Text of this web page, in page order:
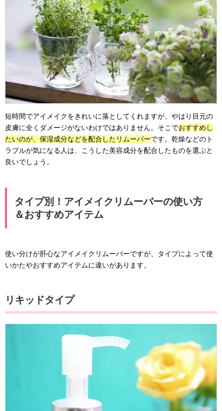
短時間でアイメイクをきれいに落としてくれますが、やはり目元の
皮膚に全くダメージがないわけではありません。そこでおすすめし
たいのが、保湿成分などを配合したリムーバーです。乾燥などのト
ラブルが気になる人は、こうした美容成分を配合したものを選ぶと
良いでしょう。
タイプ別！アイメイクリムーバーの使い方
＆おすすめアイテム
使い分けが肝心なアイメイクリムーバーですが、タイプによって使
いかたやおすすめアイテムに違いがあります。
リキッドタイプ